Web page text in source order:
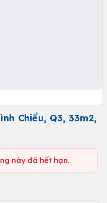
Chiểu, Q3, 33m2,
này đã hết hạn.